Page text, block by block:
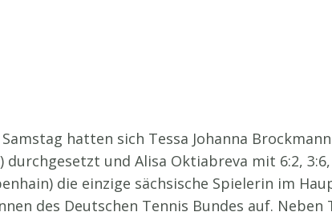
hatten sich Tessa Johanna
und Alisa Oktiabreva mit 6:2,
die einzige sächsische Spielerin im
des Deutschen Tennis Bundes auf.